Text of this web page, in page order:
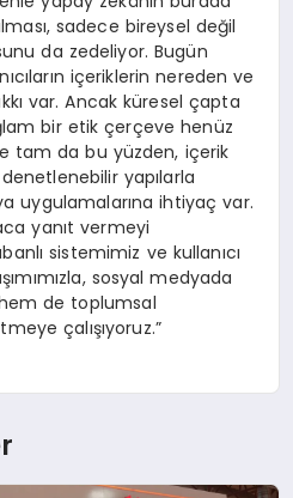
sadece bireysel değil
da zedeliyor. Bugün
içeriklerin nereden ve
var. Ancak küresel çapta
bir etik çerçeve henüz
tam da bu yüzden, içerik
yapılarla
uygulamalarına ihtiyaç var.
yanıt vermeyi
sistemimiz ve kullanıcı
sosyal medyada
de toplumsal
çalışıyoruz.”